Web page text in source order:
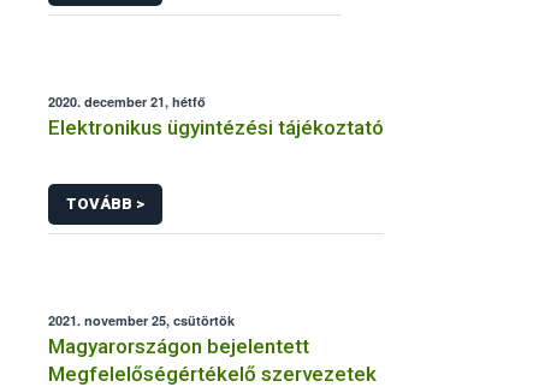
2020. december 21, hétfő
Elektronikus ügyintézési tájékoztató
TOVÁBB >
2021. november 25, csütörtök
Magyarországon bejelentett
Megfelelőségértékelő szervezetek